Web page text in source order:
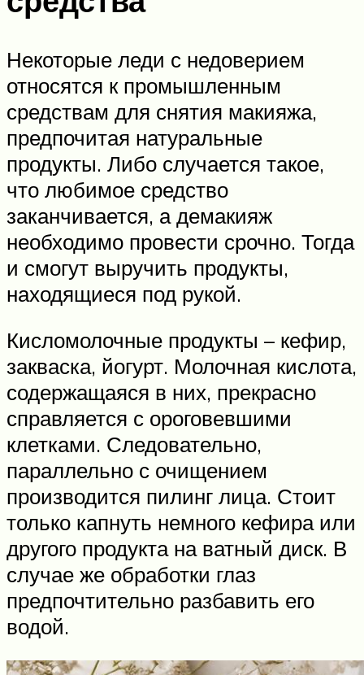
Некоторые леди с недоверием
относятся к промышленным
средствам для снятия макияжа,
предпочитая натуральные
продукты. Либо случается такое,
что любимое средство
заканчивается, а демакияж
необходимо провести срочно. Тогда
и смогут выручить продукты,
находящиеся под рукой.
Кисломолочные продукты – кефир,
закваска, йогурт. Молочная кислота,
содержащаяся в них, прекрасно
справляется с ороговевшими
клетками. Следовательно,
параллельно с очищением
производится пилинг лица. Стоит
только капнуть немного кефира или
другого продукта на ватный диск. В
случае же обработки глаз
предпочтительно разбавить его
водой.